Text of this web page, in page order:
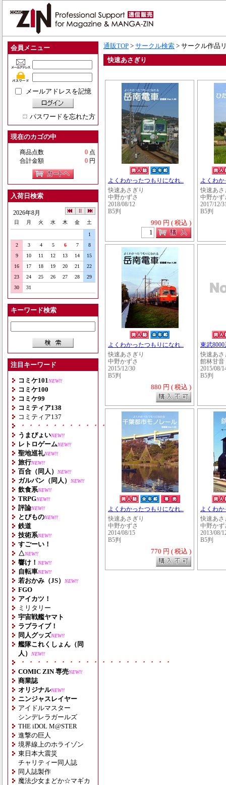
会員メニュー
メールアドレスを記憶
パスワードを忘れた方
現在のカゴの中
商品点数 0 点
合計金額
0 円
入荷日検索
2026年8月
日 月 火 水 木 金 土
1
2
3 4 5 6 7
8
9
10 11 12 13 14
15
16
17 18 19 20 21
22
23
24 25 26 27 28
29
30
31
キーワード検索
注目キーワード
コミケ101 NEW!!
コミケ100
コミケ99
コミティア138
コミティア137
・・・・・・・・・・・・・・・・・・・
うまぴょいNEW!!
レトロゲームNEW!!
聖地巡礼NEW!!
旅行NEW!!
百合（同人） NEW!!
ガルパン（同人） NEW!!
飲食系NEW!!
TRPGNEW!!
評論NEW!!
とびものNEW!!
鉄道
技術系NEW!!
すごーい！
△NEW!!
響け！ NEW!!
自転車NEW!!
若おかみ（JS） NEW!!
FGO
アイカツ！
ミリタリー
宇宙戦艦ヤマト
ラブライブ！
同人グッズNEW!!
艦隊これくしょん（同
人）
NEW!!
・・・・・・・・・・・・・・・・・・・
COMIC ZIN 専売NEW!!
商業誌
オリジナルNEW!!
ニンジャスレイヤー
アイドルマスター
シンデレラガールズ
THE iDOL M@STER
進撃の巨人
境界線上のホライゾン
東日本大震災
チャリティー同人誌
同人誌製作
魔法少女まどか☆マギカ
通販TOP > サークル検索 > サークル作品
快速あさぎり
よくわかったつもりになれ..
快速あさぎり
中野かずさ
2018/08/12
B5判
990 円 ( 税込 )
よくわ
快速あさ
中野かず
2017/12/
B5判
よくわかったつもりになれ..
快速あさぎり
中野かずさ
2015/12/30
B5判
880 円 ( 税込 )
東武8000
快速あさ
館林甘音
2015/08/
B5判
よくわかったつもりになれ..
快速あさぎり
中野かずさ
2014/08/15
B5判
770 円 ( 税込 )
よくわ
快速あさ
中野かず
2013/08/
B5判